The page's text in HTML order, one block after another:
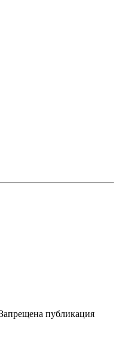
публикация